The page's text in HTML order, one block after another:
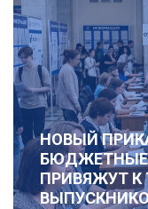
НОВЫЙ
БЮДЖЕТНЫЕ
ПРИВЯЖУТ К